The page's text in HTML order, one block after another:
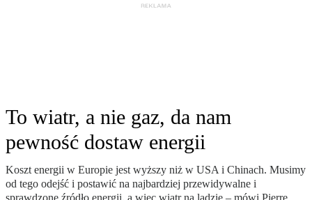
To wiatr, a nie gaz, da nam
pewność dostaw energii
Koszt energii w Europie jest wyższy niż w USA i Chinach. Musimy
od tego odejść i postawić na najbardziej przewidywalne i
sprawdzone źródło energii, a więc wiatr na lądzie – mówi Pierre